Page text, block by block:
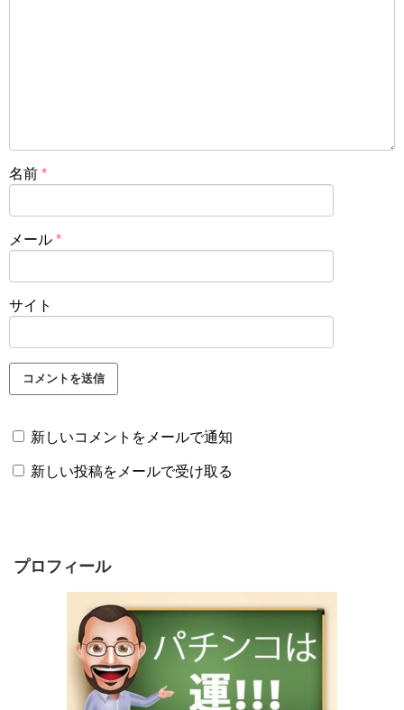
名前 *
メール *
サイト
新しいコメントをメールで通知
新しい投稿をメールで受け取る
プロフィール